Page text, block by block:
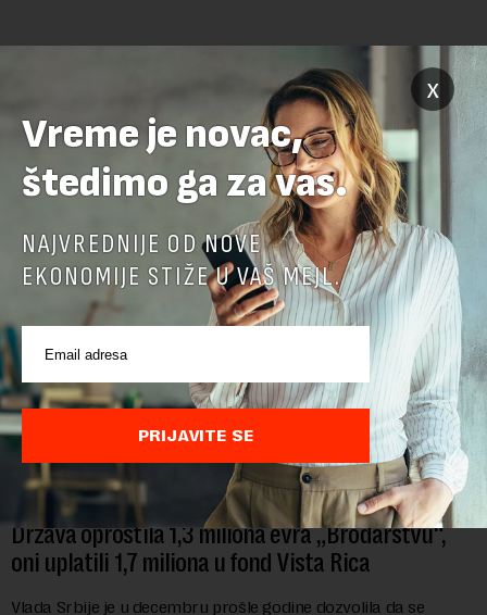
POVEZANI SADRŽAJI
Država oprostila 1,3 miliona evra „Brodarstvu“,
oni uplatili 1,7 miliona u fond Vista Rica
Vlada Srbije je u decembru prošle godine dozvolila da se
x
Vreme je novac,
štedimo ga za vas.
NAJVREDNIJE OD NOVE
EKONOMIJE STIŽE U VAŠ MEJL.
PRIJAVITE SE